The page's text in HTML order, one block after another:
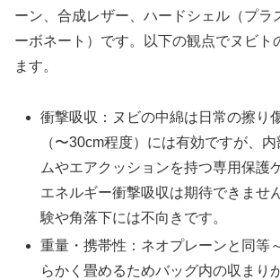
ーン、合成レザー、ハードシェル（プラ
ーボネート）です。以下の観点でヌビト
ます。
衝撃吸収：ヌビの中綿は日常の擦り
（〜30cm程度）には有効ですが、
ムやエアクッションを持つ専用保護
エネルギー衝撃吸収は期待できませ
験や角落下には不向きです。
重量・携帯性：ネオプレーンと同等
らかく畳めるためバッグ内の収まり